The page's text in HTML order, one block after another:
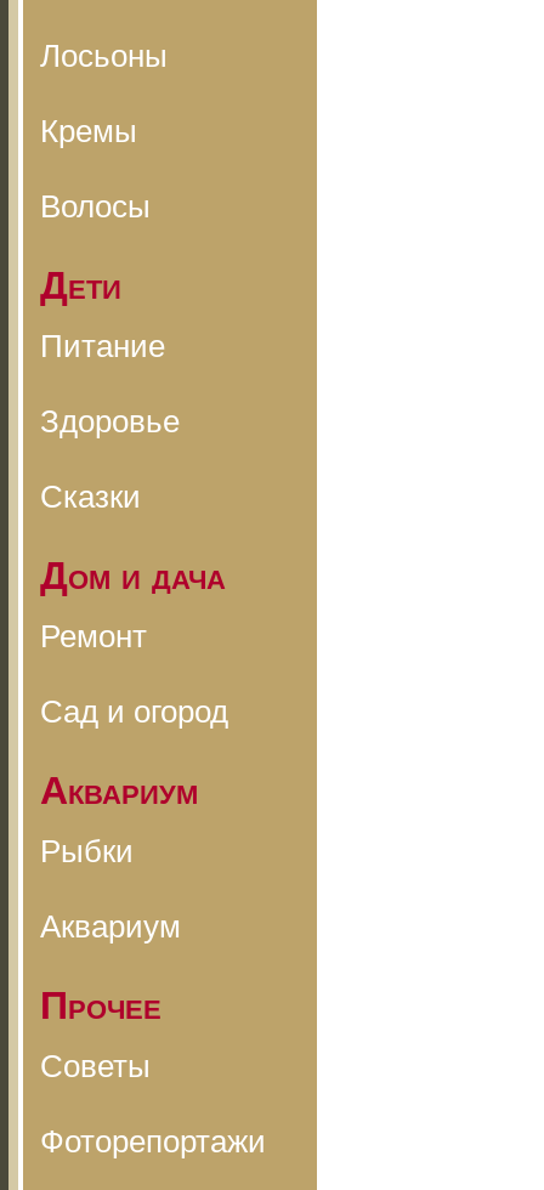
Лосьоны
Кремы
Волосы
Дети
Питание
Здоровье
Сказки
Дом и дача
Ремонт
Сад и огород
Аквариум
Рыбки
Аквариум
Прочее
Советы
Фоторепортажи